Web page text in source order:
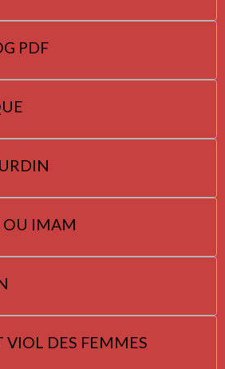
PDF
OU IMAM
VIOL DES FEMMES